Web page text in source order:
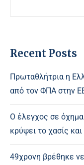
Recent Posts
Πρωταθλήτρια η
από τον ΦΠΑ στην
Ο έλεγχος σε
κρύψει το χασίς
49χρονη βρέθηκε